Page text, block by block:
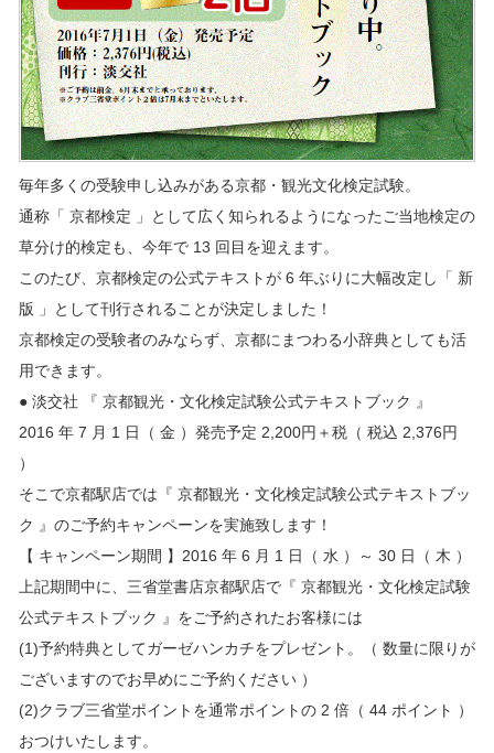
毎年多くの受験申し込みがある京都・観光文化検定試験。
通称「 京都検定 」として広く知られるようになったご当地検定の
草分け的検定も、今年で 13 回目を迎えます。
このたび、京都検定の公式テキストが 6 年ぶりに大幅改定し「 新
版 」として刊行されることが決定しました！
京都検定の受験者のみならず、京都にまつわる小辞典としても活
用できます。
● 淡交社 『 京都観光・文化検定試験公式テキストブック 』
2016 年 7 月 1 日（ 金 ）発売予定 2,200円＋税（ 税込 2,376円
）
そこで京都駅店では『 京都観光・文化検定試験公式テキストブッ
ク 』のご予約キャンペーンを実施致します！
【 キャンペーン期間 】2016 年 6 月 1 日（ 水 ）～ 30 日（ 木 ）
上記期間中に、三省堂書店京都駅店で『 京都観光・文化検定試験
公式テキストブック 』をご予約されたお客様には
(1)予約特典としてガーゼハンカチをプレゼント。（ 数量に限りが
ございますのでお早めにご予約ください ）
(2)クラブ三省堂ポイントを通常ポイントの 2 倍（ 44 ポイント ）
おつけいたします。